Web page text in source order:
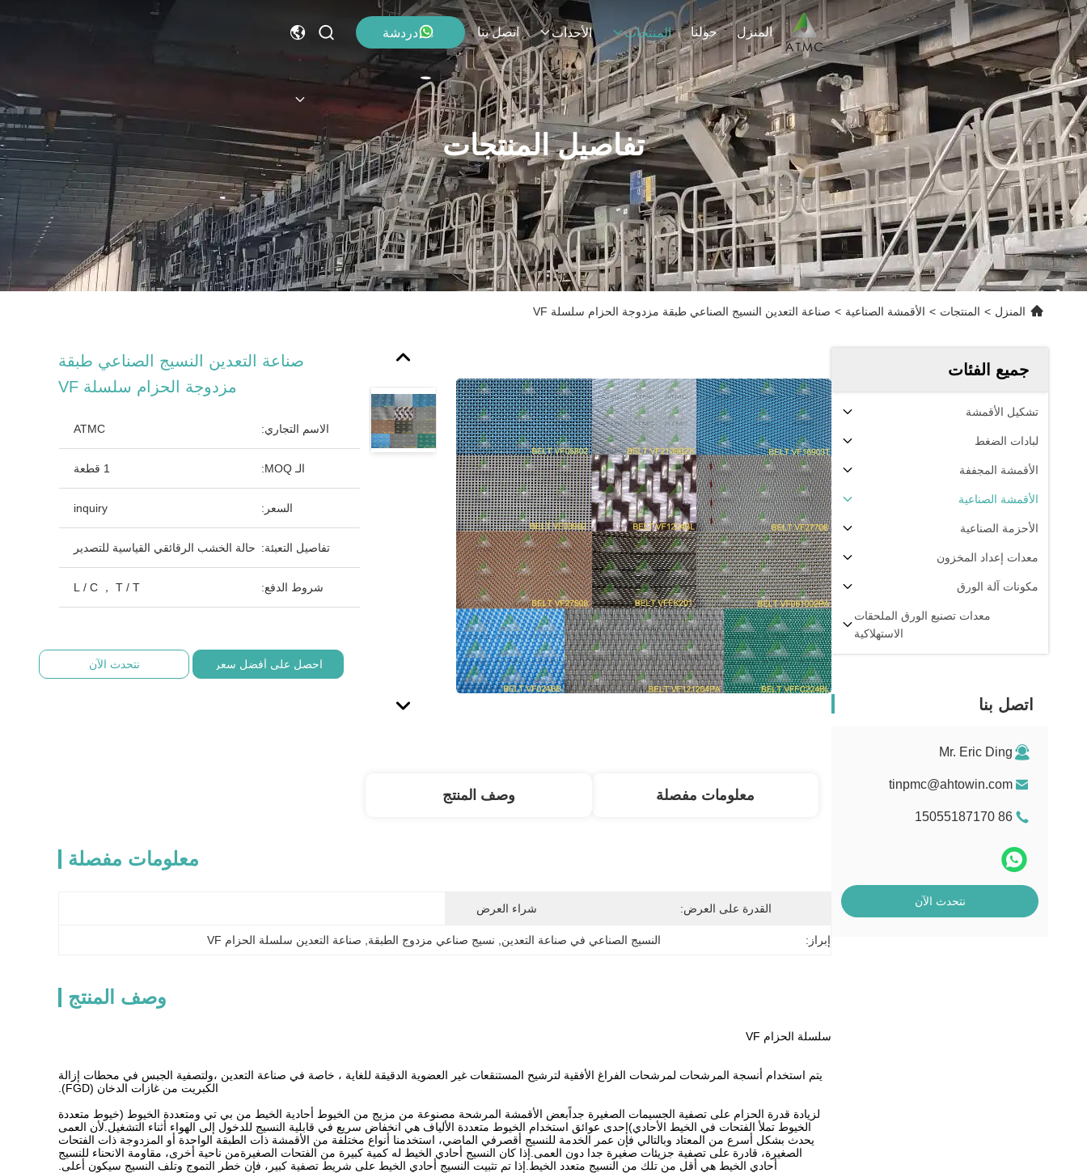
المنزل حولنا المنتجات الأحداث اتصل بنا دردشة
تفاصيل المنتجات
المنزل > المنتجات > الأقمشة الصناعية > صناعة التعدين النسيج الصناعي طبقة مزدوجة الحزام سلسلة VF
جميع الفئات
تشكيل الأقمشة
لبادات الضغط
الأقمشة المجففة
الأقمشة الصناعية
الأحزمة الصناعية
معدات إعداد المخزون
مكونات آلة الورق
معدات تصنيع الورق الملحقات
الاستهلاكية
اتصل بنا
Mr. Eric Ding
tinpmc@ahtowin.com
86 15055187170
نتحدث الآن
صناعة التعدين النسيج الصناعي طبقة
مزدوجة الحزام سلسلة VF
الاسم التجاري: ATMC
الـ MOQ: 1 قطعة
السعر: inquiry
تفاصيل التعبئة: حالة الخشب الرقائقي القياسية للتصدير
شروط الدفع: L / C ， T / T
احصل على أفضل سعر نتحدث الآن
معلومات مفصلة وصف المنتج
معلومات مفصلة
القدرة على العرض: شراء العرض
إبراز: النسيج الصناعي في صناعة التعدين نسيج صناعي مزدوج الطبقة صناعة التعدين سلسلة الحزام VF
وصف المنتج
سلسلة الحزام VF
يتم استخدام أنسجة المرشحات لمرشحات الفراغ الأفقية لترشيح المستنقعات غير العضوية الدقيقة للغاية ، خاصة في صناعة التعدين ،ولتصفية الجبس في محطات إزالة
الكبريت من غازات الدخان (FGD).
لزيادة قدرة الحزام على تصفية الجسيمات الصغيرة جداًبعض الأقمشة المرشحة مصنوعة من مزيج من الخيوط أحادية الخيط من بي تي ومتعددة الخيوط (خيوط متعددة
الخيوط تملأ الفتحات في الخيط الأحادي)إحدى عوائق استخدام الخيوط متعددة الألياف هي انخفاض سريع في قابلية النسيج للدخول إلى الهواء أثناء التشغيل.لأن العمى
يحدث بشكل أسرع من المعتاد وبالتالي فإن عمر الخدمة للنسيج أقصرفي الماضي، استخدمنا أنواع مختلفة من الأقمشة ذات الطبقة الواحدة أو المزدوجة ذات الفتحات
الصغيرة، قادرة على تصفية جزيئات صغيرة جدا دون العمى.إذا كان النسيج أحادي الخيط له كمية كبيرة من الفتحات الصغيرةمن ناحية أخرى، مقاومة الانحناء للنسيج
أحادي الخيط هي أقل من تلك من النسيج متعدد الخيط.إذا تم تثبيت النسيج أحادي الخيط على شريط تصفية كبير، فإن خطر التموج وتلف النسيج سيكون أعلى.